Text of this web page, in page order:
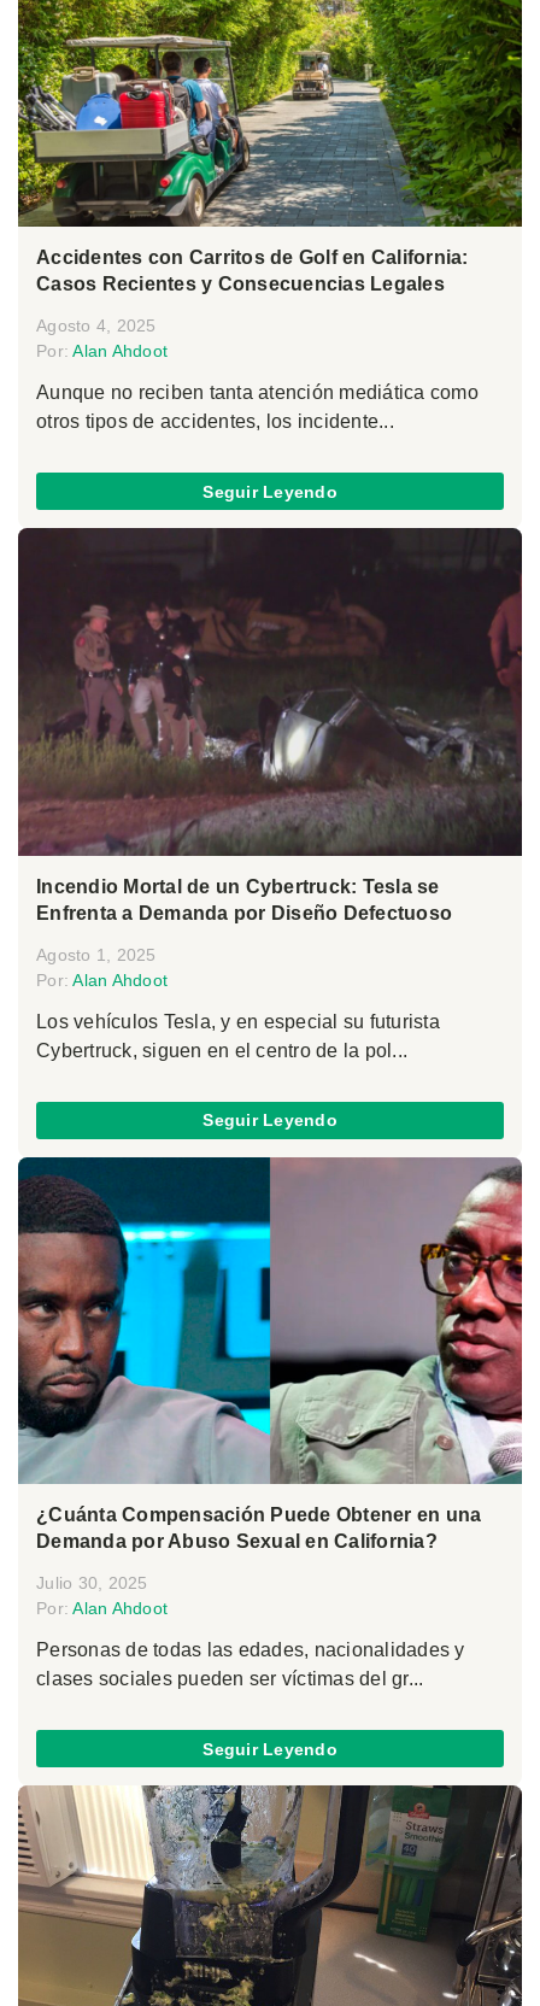
Accidentes con Carritos de Golf en California:
Casos Recientes y Consecuencias Legales
Agosto 4, 2025
Por:Alan Ahdoot
Aunque no reciben tanta atención mediática como
otros tipos de accidentes, los incidente...
Seguir Leyendo
Incendio Mortal de un Cybertruck: Tesla se
Enfrenta a Demanda por Diseño Defectuoso
Agosto 1, 2025
Por:Alan Ahdoot
Los vehículos Tesla, y en especial su futurista
Cybertruck, siguen en el centro de la pol...
Seguir Leyendo
¿Cuánta Compensación Puede Obtener en una
Demanda por Abuso Sexual en California?
Julio 30, 2025
Por:Alan Ahdoot
Personas de todas las edades, nacionalidades y
clases sociales pueden ser víctimas del gr...
Seguir Leyendo